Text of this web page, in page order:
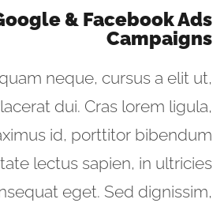
& Facebook Ads
Campaigns
neque, cursus a elit ut,
dui. Cras lorem ligula,
id, porttitor bibendum
lectus sapien, in ultricies
eget. Sed dignissim,